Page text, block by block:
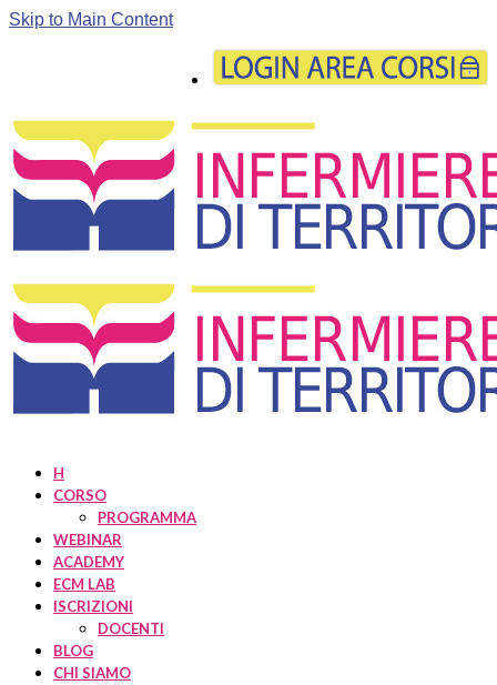
Skip to Main Content
H
CORSO
PROGRAMMA
WEBINAR
ACADEMY
ECM LAB
ISCRIZIONI
DOCENTI
BLOG
CHI SIAMO